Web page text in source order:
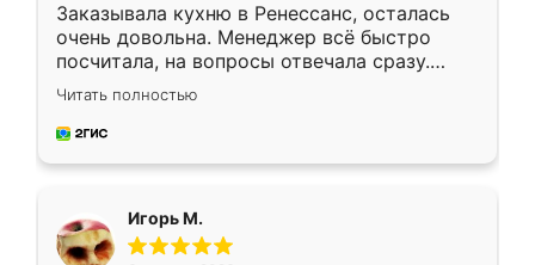
Заказывала кухню в Ренессанс, осталась
очень довольна. Менеджер всё быстро
посчитала, на вопросы отвечала сразу.
Замерщик приехал в субботу, подошёл к
делу со всей ответственностью. Собрали
за день, ребята работали аккуратно, даже
Читать полностью
Игорь М.